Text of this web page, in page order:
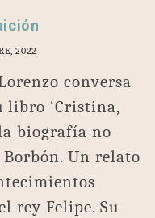
2022
conversa
libro ‘Cristina,
biografía no
Un relato
rey Felipe. Su